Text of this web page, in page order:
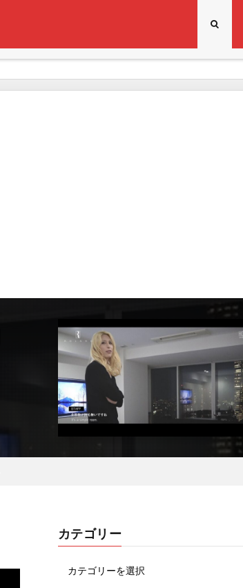
カテゴリー